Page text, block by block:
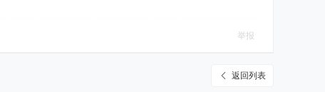
举报
返回列表